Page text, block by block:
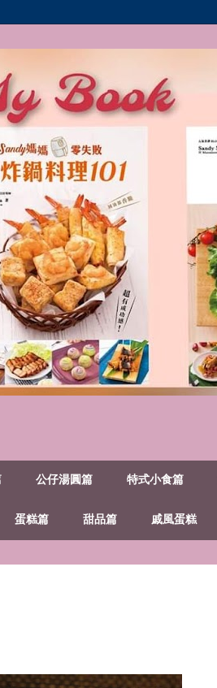
公仔湯圓篇 特式小食篇
蛋糕篇 甜品篇 戚風蛋糕